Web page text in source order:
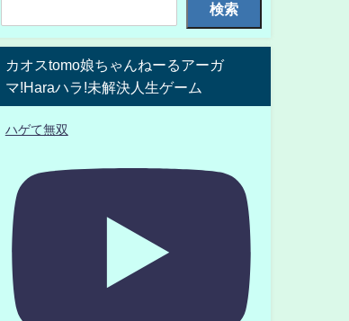
検索
カオスtomo娘ちゃんねーるアーガ
マ!Haraハラ!未解決人生ゲーム
ハゲて無双